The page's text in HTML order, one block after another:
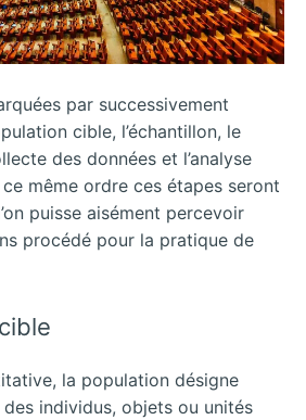
par successivement
cible, l’échantillon, le
des données et l’analyse
même ordre ces étapes seront
puisse aisément percevoir
procédé pour la pratique de
la population désigne
des individus, objets ou unités